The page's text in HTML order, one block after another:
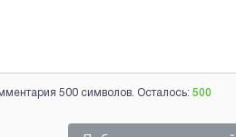
500 символов. Осталось: 500